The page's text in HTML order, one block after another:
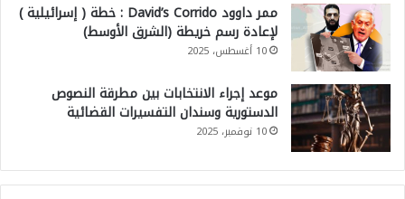
ممر داوود David’s Corrido : خطة ( إسرائيلية )
لإعادة رسم خريطة (الشرق الأوسط)
10 أغسطس، 2025
موعد إجراء الانتخابات بين مطرقة النصوص
الدستورية وسندان التفسيرات القضائية
10 نوفمبر، 2025